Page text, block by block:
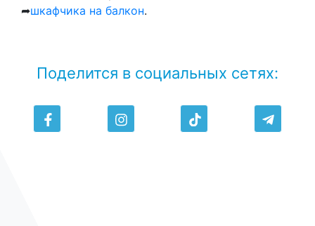
➦шкафчика на балкон.
Поделится в социальных сетях: